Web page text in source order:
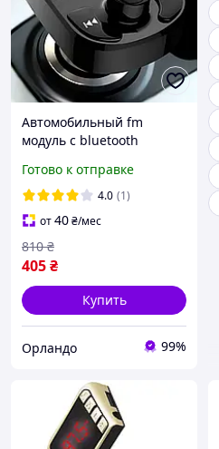
Автомобильный fm
модуль с bluetooth
прикуриватель
Модулятор mp3 в
прикуриватель (87,5-
108МГц), OLN
Готово к отправке
4.0 (1)
от40₴/мес
405₴
810 ₴
Купить
Орландо 99%